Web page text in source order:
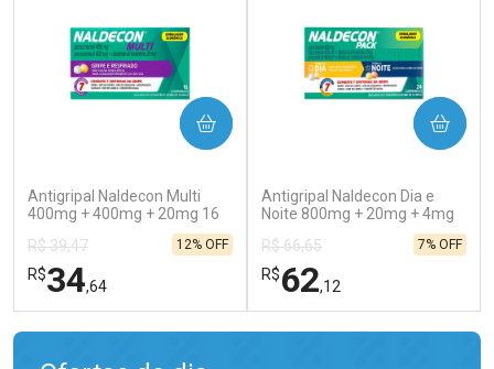
Antigripal Naldecon Multi
400mg + 400mg + 20mg 16
R$ 39,47
R$34,64
12% OFF
COMPRAR
Antigripal Naldecon Dia e
Noite 800mg + 20mg + 4mg
R$ 66,65
R$62,12
7% OFF
COMPRAR